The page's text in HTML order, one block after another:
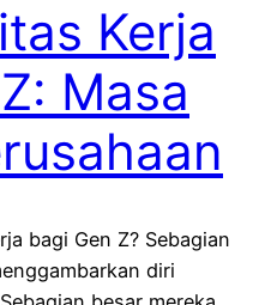
Kerja
Masa
bagi Gen Z? Sebagian
diri